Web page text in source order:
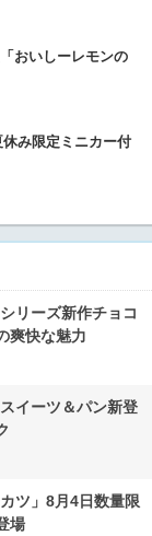
おいしーレモンの
み限定ミニカー付
リーズ新作チョコ
爽快な魅力
イーツ＆パン新登
ツ」8月4日数量限
場